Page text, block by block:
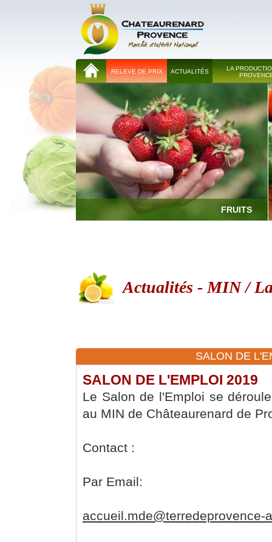
RELEVE DE PRIX ACTUALITÉS
LA
FRUITS
Actualités - MIN /
SALON DE
SALON DE L'EMPLOI 2019
Le Salon de l'Emploi se
au MIN de Châteaurenard de
Contact :
Par Email:
accueil.mde@terredeprovence-